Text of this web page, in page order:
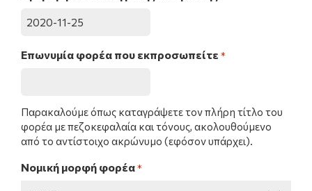
Επωνυμία φορέα που εκπροσωπείτε *
Παρακαλούμε όπως καταγράψετε τον πλήρη τίτλο του
φορέα με πεζοκεφαλαία και τόνους, ακολουθούμενο
από το αντίστοιχο ακρώνυμο (εφόσον υπάρχει).
Νομική μορφή φορέα *